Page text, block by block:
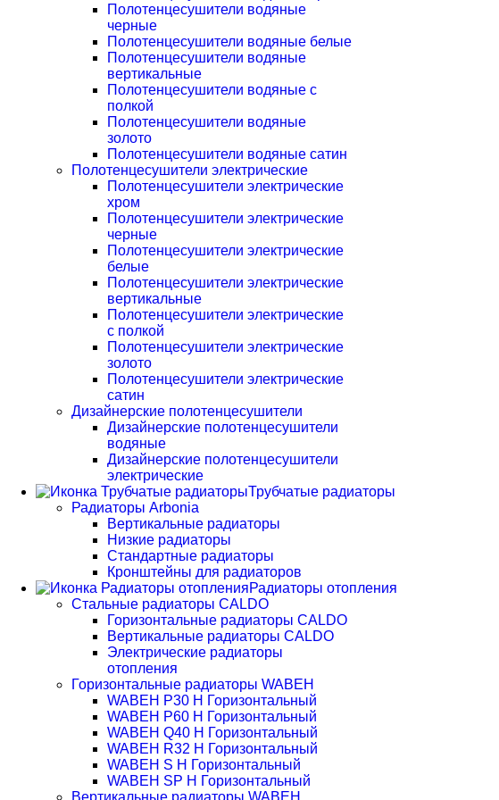
Полотенцесушители водяные
черные
Полотенцесушители водяные белые
Полотенцесушители водяные
вертикальные
Полотенцесушители водяные с
полкой
Полотенцесушители водяные
золото
Полотенцесушители водяные сатин
Полотенцесушители электрические
Полотенцесушители электрические
хром
Полотенцесушители электрические
черные
Полотенцесушители электрические
белые
Полотенцесушители электрические
вертикальные
Полотенцесушители электрические
с полкой
Полотенцесушители электрические
золото
Полотенцесушители электрические
сатин
Дизайнерские полотенцесушители
Дизайнерские полотенцесушители
водяные
Дизайнерские полотенцесушители
электрические
Трубчатые радиаторы
Радиаторы Arbonia
Вертикальные радиаторы
Низкие радиаторы
Стандартные радиаторы
Кронштейны для радиаторов
Радиаторы отопления
Стальные радиаторы CALDO
Горизонтальные радиаторы CALDO
Вертикальные радиаторы CALDO
Электрические радиаторы
отопления
Горизонтальные радиаторы WABEH
WABEH P30 H Горизонтальный
WABEH P60 H Горизонтальный
WABEH Q40 H Горизонтальный
WABEH R32 H Горизонтальный
WABEH S H Горизонтальный
WABEH SP H Горизонтальный
Вертикальные радиаторы WABEH